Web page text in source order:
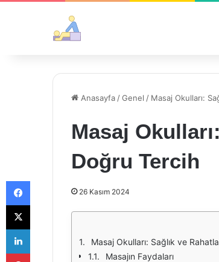
Anasayfa /Genel / Masaj Okulları:
Masaj
Doğru Tercih
26 Kasım 2024
Masaj Okulları: Sağlık ve
Masajın Faydaları
Facebook
X
LinkedIn
Pinterest